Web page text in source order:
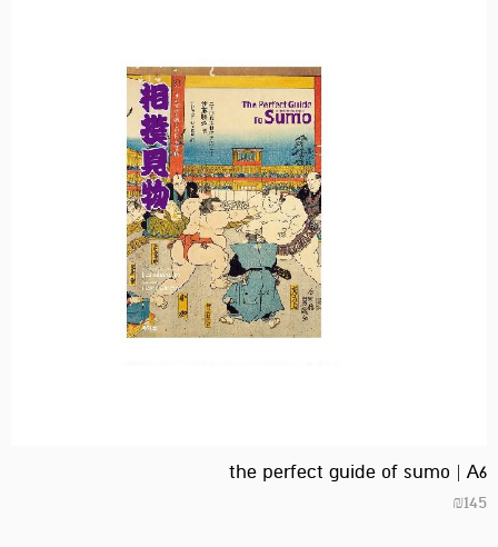
the perfect guide of sumo | A6
₪145